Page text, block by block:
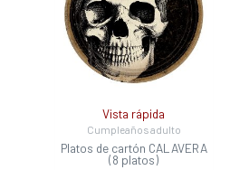
Vista rápida
Cumpleaños adulto
Platos de cartón CALAVERA
(8 platos)